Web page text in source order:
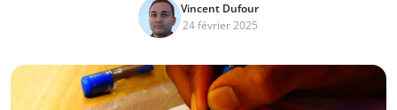
Vincent Dufour
24 février 2025